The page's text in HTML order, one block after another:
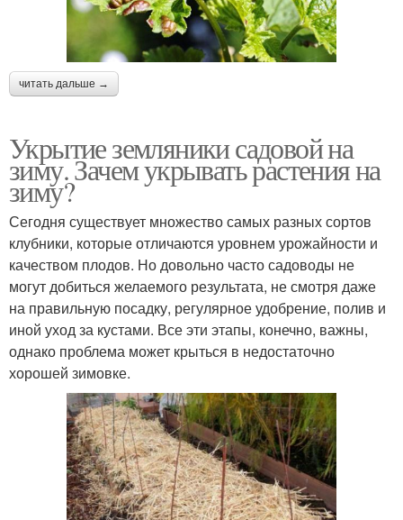
читать дальше →
Укрытие земляники садовой на
зиму. Зачем укрывать растения на
зиму?
Сегодня существует множество самых разных сортов
клубники, которые отличаются уровнем урожайности и
качеством плодов. Но довольно часто садоводы не
могут добиться желаемого результата, не смотря даже
на правильную посадку, регулярное удобрение, полив и
иной уход за кустами. Все эти этапы, конечно, важны,
однако проблема может крыться в недостаточно
хорошей зимовке.